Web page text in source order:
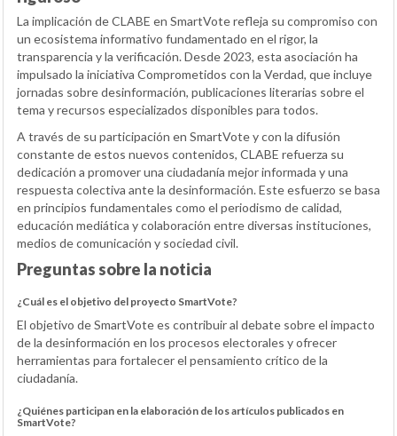
La implicación de CLABE en SmartVote refleja su compromiso con
un ecosistema informativo fundamentado en el rigor, la
transparencia y la verificación. Desde 2023, esta asociación ha
impulsado la iniciativa Comprometidos con la Verdad, que incluye
jornadas sobre desinformación, publicaciones literarias sobre el
tema y recursos especializados disponibles para todos.
A través de su participación en SmartVote y con la difusión
constante de estos nuevos contenidos, CLABE refuerza su
dedicación a promover una ciudadanía mejor informada y una
respuesta colectiva ante la desinformación. Este esfuerzo se basa
en principios fundamentales como el periodismo de calidad,
educación mediática y colaboración entre diversas instituciones,
medios de comunicación y sociedad civil.
Preguntas sobre la noticia
¿Cuál es el objetivo del proyecto SmartVote?
El objetivo de SmartVote es contribuir al debate sobre el impacto
de la desinformación en los procesos electorales y ofrecer
herramientas para fortalecer el pensamiento crítico de la
ciudadanía.
¿Quiénes participan en la elaboración de los artículos publicados en
SmartVote?